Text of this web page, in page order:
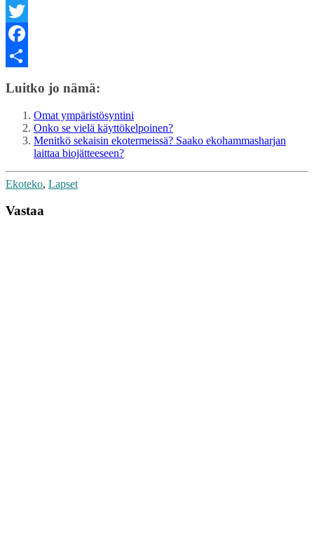
LinkedIn
Twitter
Facebook
Luitko jo nämä:
Omat ympäristösyntini
Onko se vielä käyttökelpoinen?
Menitkö sekaisin ekotermeissä? Saako ekohammasharjan
laittaa biojätteeseen?
Ekoteko, Lapset
Vastaa